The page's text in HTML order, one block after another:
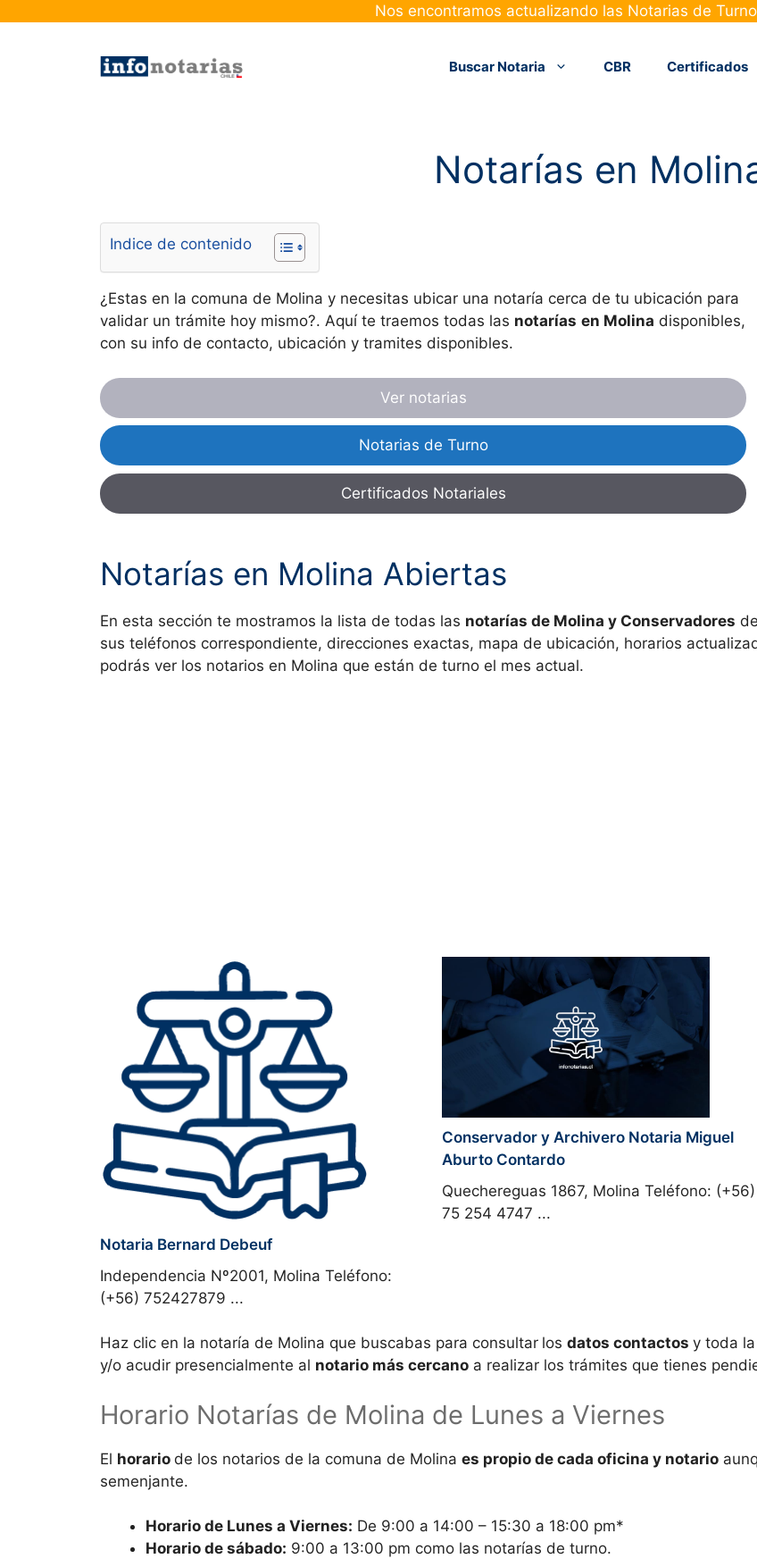
Nos encontramos actualizando las Notarias de
Buscar Notaria CBR Certificados
Notarías en
Indice de contenido
¿Estas en la comuna de Molina y necesitas ubicar una notaría cerca de tu ubicación para
validar un trámite hoy mismo?. Aquí te traemos todas las notarías en Molina disponibles,
con su info de contacto, ubicación y tramites disponibles.
Ver notarias
Notarias de Turno
Certificados Notariales
Notarías en Molina Abiertas
En esta sección te mostramos la lista de todas las notarías de Molina y Conservadores
sus teléfonos correspondiente, direcciones exactas, mapa de ubicación, horarios
podrás ver los notarios en Molina que están de turno el mes actual.
Notaria Bernard Debeuf
Independencia Nº2001, Molina Teléfono:
(+56) 752427879 ...
Conservador y Archivero Notaria Miguel
Aburto Contardo
Quechereguas 1867, Molina Teléfono: (+56)
75 254 4747 ...
Haz clic en la notaría de Molina que buscabas para consultar los datos contactos y toda
y/o acudir presencialmente al notario más cercano a realizar los trámites que tienes
Horario Notarías de Molina de Lunes a Viernes
El horario de los notarios de la comuna de Molina es propio de cada oficina y notario
semenjante.
Horario de Lunes a Viernes: De 9:00 a 14:00 – 15:30 a 18:00 pm*
Horario de sábado: 9:00 a 13:00 pm como las notarías de turno.